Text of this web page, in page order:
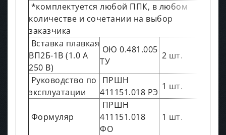
*комплектуется любой ППК, в любом
количестве и сочетании на выбор
заказчика
Вставка плавкая
ВП2Б-1В (1.0 А
250 В)
ОЮ 0.481.005
ТУ
2 шт.
Руководство по
эксплуатации
ПРШН
411151.018 РЭ
1 шт.
Формуляр
ПРШН
411151.018
ФО
1 шт.